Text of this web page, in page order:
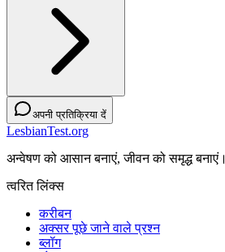
अपनी प्रतिक्रिया दें
LesbianTest.org
अन्वेषण को आसान बनाएं, जीवन को समृद्ध बनाएं।
त्वरित लिंक्स
करीबन
अक्सर पूछे जाने वाले प्रश्न
ब्लॉग